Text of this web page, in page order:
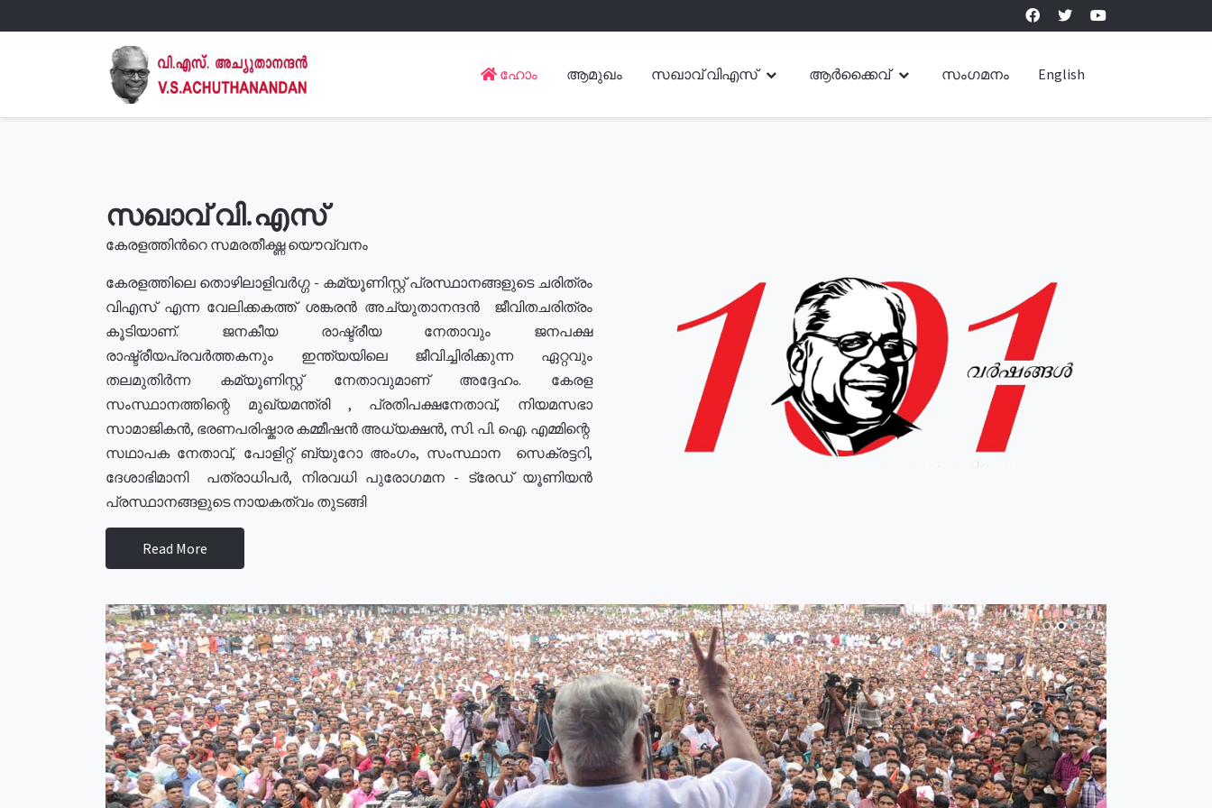
ഹോം ആമുഖം സഖാവ് വിഎസ് ആർക്കൈവ് സംഗമനം English
സഖാവ് വി.എസ്
കേരളത്തിൻറെ സമരതീക്ഷ്ണ യൌവ്വനം
കേരളത്തിലെ തൊഴിലാളിവർഗ്ഗ - കമ്യൂണിസ്റ്റ് പ്രസ്ഥാനങ്ങളുടെ ചരിത്രം
വിഎസ് എന്ന വേലിക്കകത്ത് ശങ്കരൻ അച്യുതാനന്ദൻ ജീവിതചരിത്രം
കൂടിയാണ്. ജനകീയ രാഷ്ട്രീയ നേതാവും ജനപക്ഷ
രാഷ്ട്രീയപ്രവർത്തകനും ഇന്ത്യയിലെ ജീവിച്ചിരിക്കുന്ന ഏറ്റവും
തലമുതിർന്ന കമ്യൂണിസ്റ്റ് നേതാവുമാണ് അദ്ദേഹം. കേരള
സംസ്ഥാനത്തിന്റെ മുഖ്യമന്ത്രി , പ്രതിപക്ഷനേതാവ്, നിയമസഭാ
സാമാജികൻ, ഭരണപരിഷ്കാര കമ്മീഷൻ അധ്യക്ഷൻ, സി. പി. ഐ. എമ്മിന്റെ
സഥാപക നേതാവ്, പോളിറ്റ് ബ്യുറോ അംഗം, സംസ്ഥാന സെക്രട്ടറി,
ദേശാഭിമാനി പത്രാധിപർ, നിരവധി പുരോഗമന - ട്രേഡ് യൂണിയൻ
പ്രസ്ഥാനങ്ങളുടെ നായകത്വം തുടങ്ങി
Read More